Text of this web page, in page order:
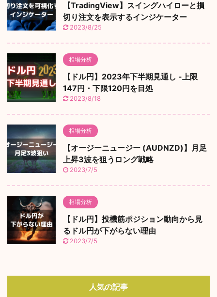
【TradingView】スイングハイローと損
切り注文を表示するインジケーター
2023/8/25
相場分析
【ドル円】2023年下半期見通し -上限
147円・下限120円を目処
2023/8/18
相場分析
【オージーニュージー (AUDNZD)】月足
上昇3波を狙うロング戦略
2023/7/5
相場分析
【ドル円】投機筋ポジション動向から見
るドル円が下がらない理由
2023/7/5
人気の記事